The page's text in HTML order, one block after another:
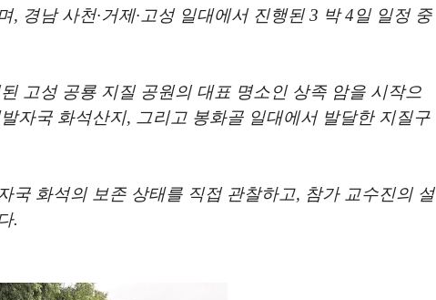
, 경남 사천·거제· 고성 일대에서 진행된3 박4 일 일정 중
고성 공룡 지질 공원의 대표 명소인 상족 암을 시작으
자국 화석산지, 그리고 봉화골 일대에서 발달한 지질구
국 화석의 보존 상태를 직접 관찰하고, 참가 교수진의 설
.